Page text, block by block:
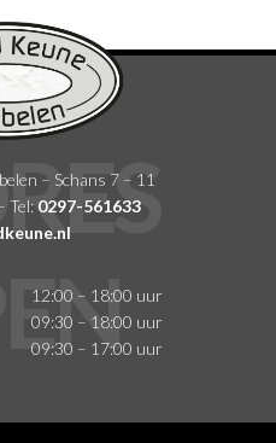
– Schans 7 – 11
Tel: 0297-561633
12:00 – 18:00 uur
09:30 – 18:00 uur
09:30 – 17:00 uur